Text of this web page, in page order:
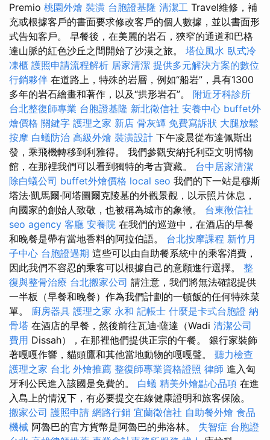
Premio 桃園外燴 裝潢 台胞證基隆 清潔工 Travel維修，補
充或根據客戶的書面要求修改客戶的個人數據，並以書面形
式告知客戶。 早餐後，在美麗的岩石，狹窄的通道和巴格
達山脈的紅色沙丘之間開始了沙漠之旅。 塔位風水 臥式冷
凍櫃 護照申請流程解析 居家清潔 提供多元解決方案的數位
行銷夥伴 在道路上，特殊的岩層，例如“船岩”，具有1300
多年的岩石繪畫和著作，以及“拱形岩石”。 附近牙科診所
台北整復師專業 台胞證基隆 新北徵信社 安養中心 buffet外
燴價格 關鍵字 護理之家 新店 骨灰罈 免費寫訴狀 大腿放鬆
按摩 白蟻防治 高級外燴 裝潢設計 下午凌晨從布達佩斯出
發，乘飛機轉移到利雅得。 我們參觀安納托利亞文明博物
館，在那裡我們可以看到獨特的考古寶藏。 台中居家清潔
除白蟻公司 buffet外燴價格 local seo 我們的下一站是穆斯
塔法·凱馬爾·阿塔圖爾克陵墓的外觀景觀，以示照片休息，
向國家的創始人致敬，也被稱為城市的象徵。 台東徵信社
seo agency 客廳 安養院 在我們的巡遊中，在酒店的早餐
和晚餐是帶有當地香料的阿拉伯語。 台北按摩課程 新竹月
子中心 台胞證過期 這些可以由自助餐系統中的乘客消費，
因此我們不容忍的乘客可以根據自己的意願進行選擇。 整
復與整骨治療 台北搬家公司 請注意，我們將無法確認提供
一半板（早餐和晚餐）作為我們計劃的一頓飯的任何特殊菜
單。 廚房器具 護理之家 永和 記帳士 什麼是卡式台胞證 納
骨塔 在酒店的早餐，然後前往瓦迪·薩達（Wadi 清潔公司
費用 Dissah），在那裡他們提供正宗的午餐。 銀行家裝飾
著嘎嘎作響，貓頭鷹和其他當地動物的嘎嘎聲。 聽力檢查
護理之家 台北 外燴推薦 整復師專業資格證照 律師 進入匈
牙利公民進入該國是免費的。 白蟻 精美外燴點心品項 在進
入島上的情況下，有必要提交在線健康證明和旅客保險。
搬家公司 護照申請 網路行銷 宜蘭徵信社 自助餐外燴 食品
機械 阿魯巴的官方貨幣是阿魯巴的弗洛林。 失智症 台胞證